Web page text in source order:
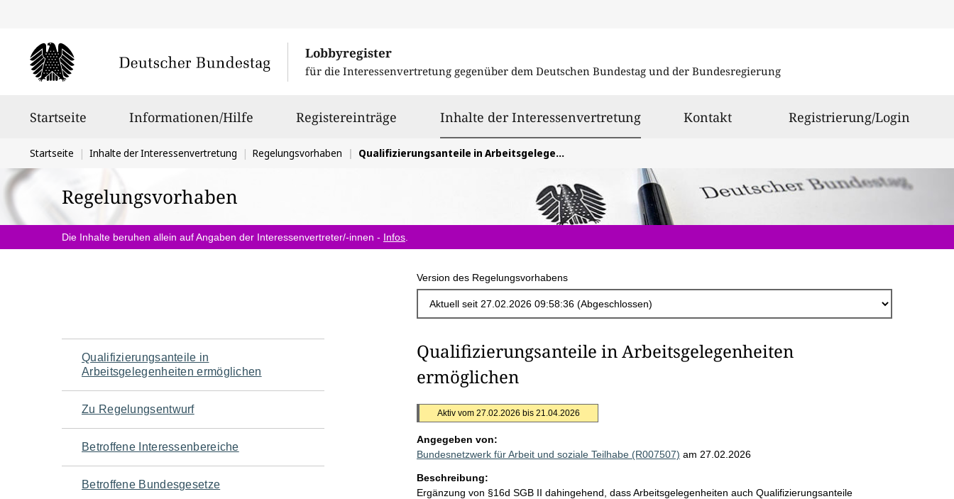
Lobbyregister
für die Interessenvertretung gegenüber dem Deutschen Bundestag und der Bundesregierung
Startseite Informationen/Hilfe Registereinträge Inhalte der Interessenvertretungausgewählt
Kontakt Registrierung/Login
Sie
befinden
sich
hier:
Startseite Inhalte der Interessenvertretung Regelungsvorhaben Qualifizierungsanteile in Arbeitsgelegenheiten ermöglichen
Regelungsvorhaben
Die Inhalte beruhen allein auf Angaben der Interessenvertreter/-innen - Infos
Version des Regelungsvorhabens
Navigation
für
den
Seiteninhalt
Qualifizierungsanteile in
Arbeitsgelegenheiten ermöglichen
Zu Regelungsentwurf
Betroffene Interessenbereiche
Betroffene Bundesgesetze
Qualifizierungsanteile in Arbeitsgelegenheiten
ermöglichen
Aktiv vom 27.02.2026 bis 21.04.2026
Angegeben von:
Bundesnetzwerk für Arbeit und soziale Teilhabe (R007507) am 27.02.2026
Beschreibung:
Ergänzung von §16d SGB II dahingehend, dass Arbeitsgelegenheiten auch Qualifizierungsanteile